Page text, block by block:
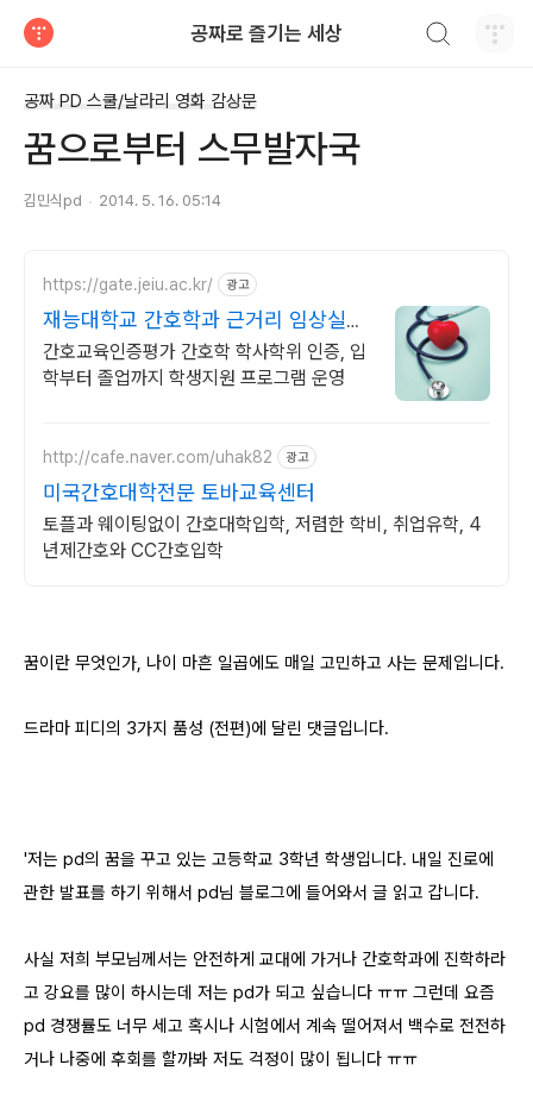
공짜로 즐기는 세상
공짜 PD 스쿨/날라리 영화 감상문
꿈으로부터 스무발자국
김민식pd 2014. 5. 16. 05:14
https://gate.jeiu.ac.kr/ 광고
재능대학교 간호학과 근거리 임상실습
기관 보유!
간호교육인증평가 간호학 학사학위 인증, 입
학부터 졸업까지 학생지원 프로그램 운영
http://cafe.naver.com/uhak82 광고
미국간호대학전문 토바교육센터
토플과 웨이팅없이 간호대학입학, 저렴한 학비, 취업유학, 4
년제간호와 CC간호입학
꿈이란 무엇인가, 나이 마흔 일곱에도 매일 고민하고 사는 문제입니다.
드라마 피디의 3가지 품성 (전편)에 달린 댓글입니다.
'저는 pd의 꿈을 꾸고 있는 고등학교 3학년 학생입니다. 내일 진로에
관한 발표를 하기 위해서 pd님 블로그에 들어와서 글 읽고 갑니다.
사실 저희 부모님께서는 안전하게 교대에 가거나 간호학과에 진학하라
고 강요를 많이 하시는데 저는 pd가 되고 싶습니다 ㅠㅠ 그런데 요즘
pd 경쟁률도 너무 세고 혹시나 시험에서 계속 떨어져서 백수로 전전하
거나 나중에 후회를 할까봐 저도 걱정이 많이 됩니다 ㅠㅠ